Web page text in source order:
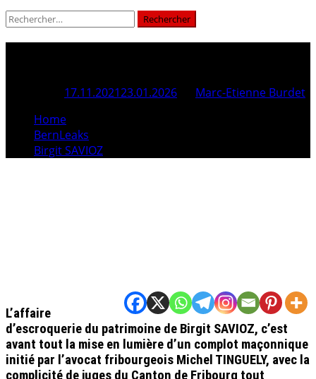
Rechercher :
17.11.202123.01.2026
Marc-Etienne Burdet
Home
BernLeaks
Birgit SAVIOZ
L’affaire
d’escroquerie du patrimoine de Birgit SAVIOZ, c’est
avant tout la mise en lumière d’un complot maçonnique
initié par l’avocat fribourgeois Michel TINGUELY, avec la
complicité de juges du Canton de Fribourg tout